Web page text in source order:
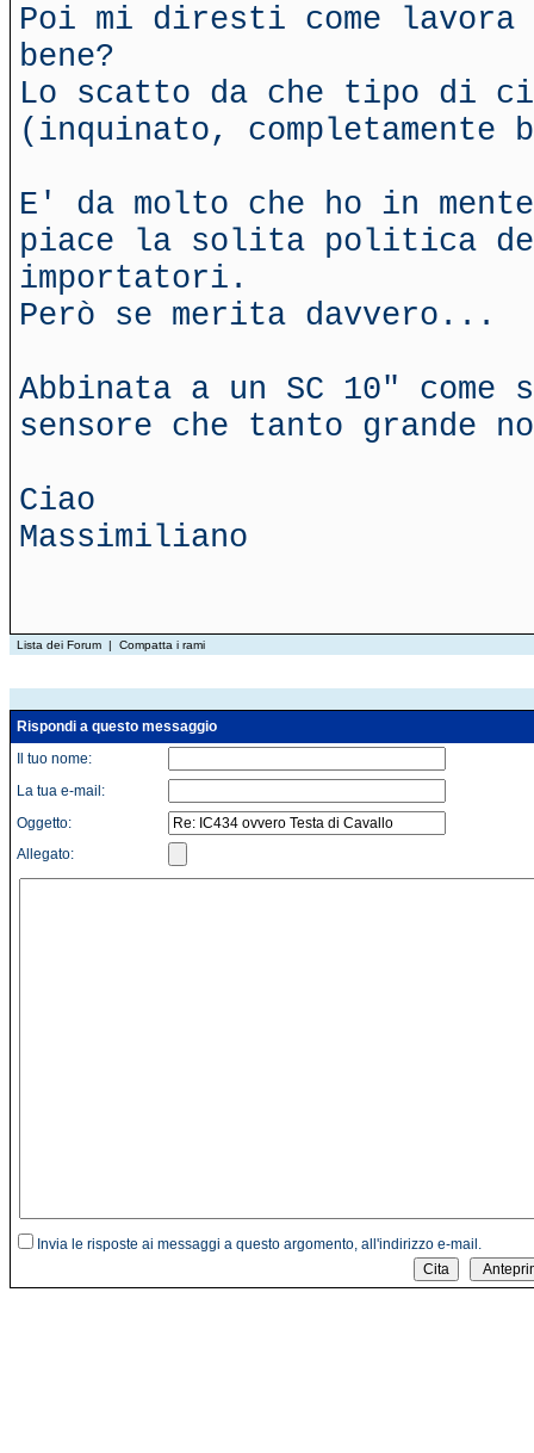
Poi mi diresti come lavora
bene?
Lo scatto da che tipo di
(inquinato, completamente
E' da molto che ho in
piace la solita politica
importatori.
Però se merita davvero...
Abbinata a un SC 10"
sensore che tanto grande
Ciao
Massimiliano
Lista dei Forum | Compatta i rami
Rispondi a questo messaggio
Il tuo nome:
La tua e-mail:
Oggetto:
Allegato:
Invia le risposte ai messaggi a questo argomento, all'indirizzo e-mail.